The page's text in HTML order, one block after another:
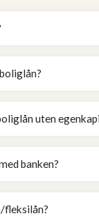
uten
banken?
fleksilån?